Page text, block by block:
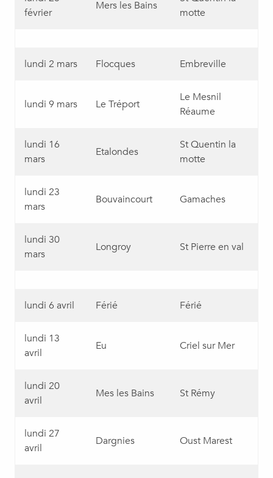
février
Mers les Bains
motte
lundi 2 mars Flocques Embreville
lundi 9 mars Le Tréport
Le Mesnil
Réaume
lundi 16
mars
Etalondes
St Quentin la
motte
lundi 23
mars
Bouvaincourt Gamaches
lundi 30
mars
Longroy St Pierre en val
lundi 6 avril Férié Férié
lundi 13
avril
Eu Criel sur Mer
lundi 20
avril
Mes les Bains St Rémy
lundi 27
avril
Dargnies Oust Marest